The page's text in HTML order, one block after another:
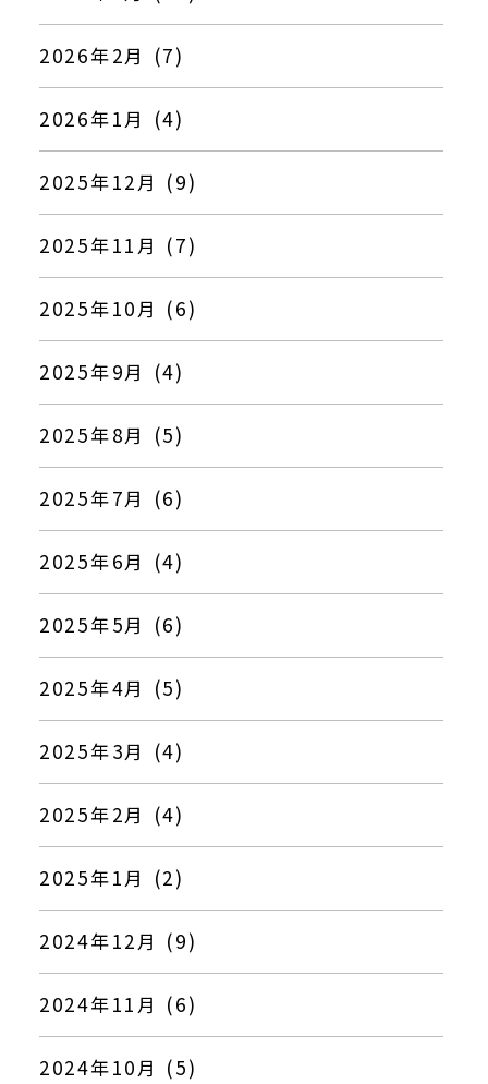
2026年2月 (7)
2026年1月 (4)
2025年12月 (9)
2025年11月 (7)
2025年10月 (6)
2025年9月 (4)
2025年8月 (5)
2025年7月 (6)
2025年6月 (4)
2025年5月 (6)
2025年4月 (5)
2025年3月 (4)
2025年2月 (4)
2025年1月 (2)
2024年12月 (9)
2024年11月 (6)
2024年10月 (5)